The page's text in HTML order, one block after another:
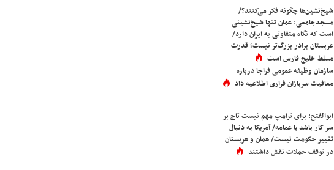
شیخ‌نشین‌ها چگونه فکر می‌کنند؟/
مسجدجامعی: عمان تنها شیخ‌نشینی
است که نگاه متفاوتی به ایران دارد/
عربستان برادر بزرگ‌تر نیست؛ قدرت
مسلط خلیج فارس است
سازمان وظیفه عمومی فراجا درباره
معافیت سربازان فراری اطلاعیه داد
ابوالفتح: برای ترامپ مهم نیست تاج بر
سر کار باشد یا عمامه/ آمریکا به دنبال
تغییر حکومت نیست/ عمان و عربستان
در توقف حملات نقش داشتند